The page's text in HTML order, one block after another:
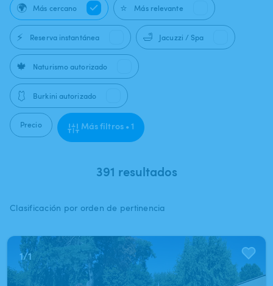
🌍 Más cercano ⭐ Más relevante
⚡ Reserva instantánea 🛁 Jacuzzi / Spa
🍁 Naturismo autorizado
🩱 Burkini autorizado
Precio Más filtros • 1
391 resultados
Clasificación por orden de pertinencia
1/1